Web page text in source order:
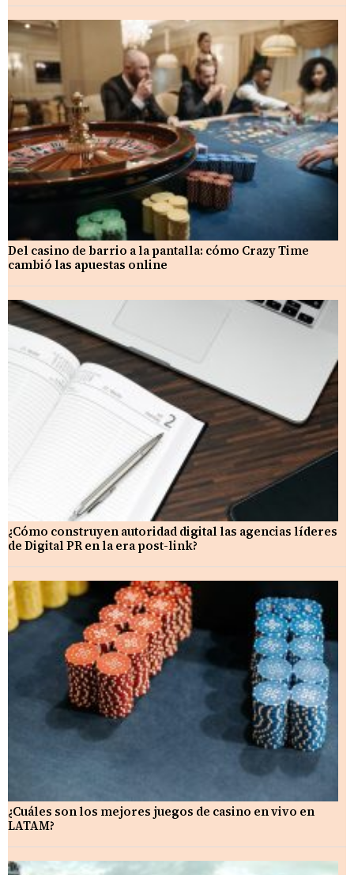
Del casino de barrio a la pantalla: cómo Crazy Time
cambió las apuestas online
¿Cómo construyen autoridad digital las agencias líderes
de Digital PR en la era post-link?
¿Cuáles son los mejores juegos de casino en vivo en
LATAM?